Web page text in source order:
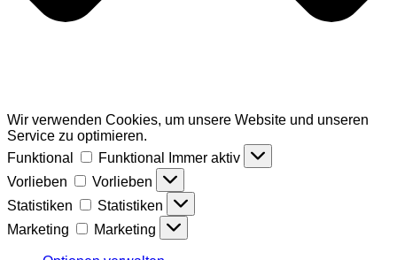
Wir verwenden Cookies, um unsere Website und unseren
Service zu optimieren.
Funktional
Funktional
Immer aktiv
Vorlieben
Vorlieben
Statistiken
Statistiken
Marketing
Marketing